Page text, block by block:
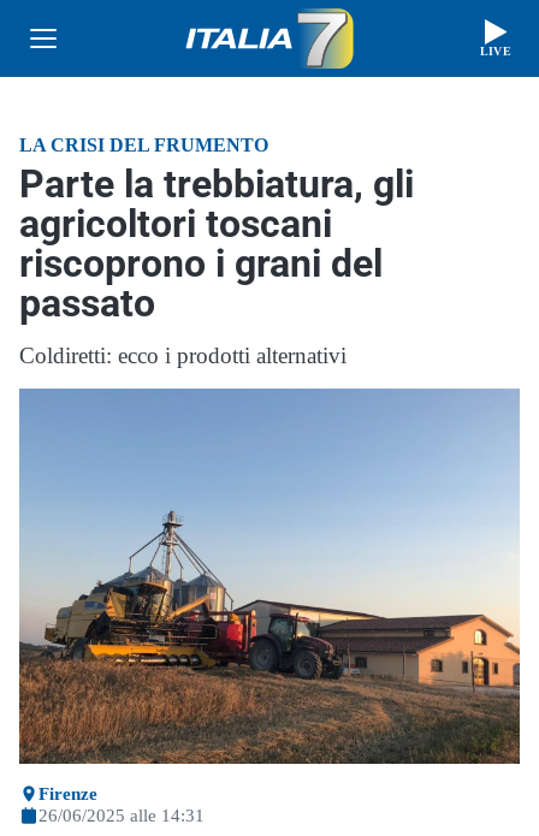
LIVE
LA CRISI DEL FRUMENTO
Parte la trebbiatura, gli
agricoltori toscani
riscoprono i grani del
passato
Coldiretti: ecco i prodotti alternativi
Firenze
26/06/2025 alle 14:31